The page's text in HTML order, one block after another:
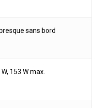
sans bord
153 W max.